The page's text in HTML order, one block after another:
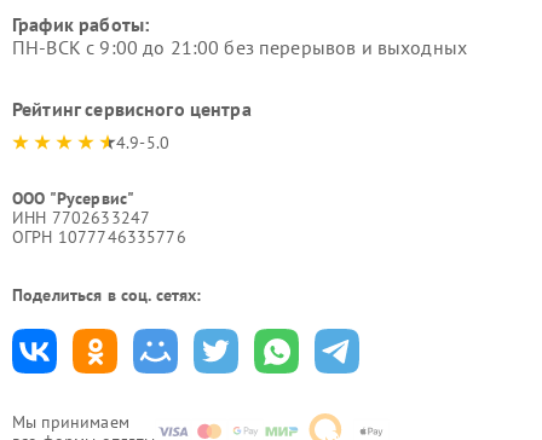
Мы принимаем
График работы:
ПН-ВСК с 9:00 до 21:00 без перерывов и выходных
Рейтинг сервисного центра
4.9-5.0
ООО "Русервис"
ИНН 7702633247
ОГРН 1077746335776
Поделиться в соц. сетях: